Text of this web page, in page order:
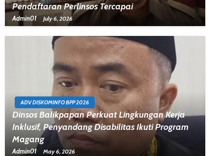
Pendaftaran Perlinsos Tercapai
Admin01 July 6, 2026
ADV DISKOMINFO BPP 2026
Dinsos Balikpapan Perkuat Lingkungan Kerja
Inklusif, Penyandang Disabilitas Ikuti Program
Magang
Admin01 May 6, 2026